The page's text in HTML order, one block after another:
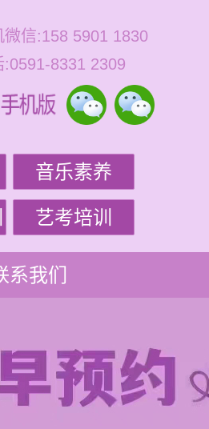
微信:158 5901 1830
:0591-8331 2309
音乐素养
艺考培训
系我们